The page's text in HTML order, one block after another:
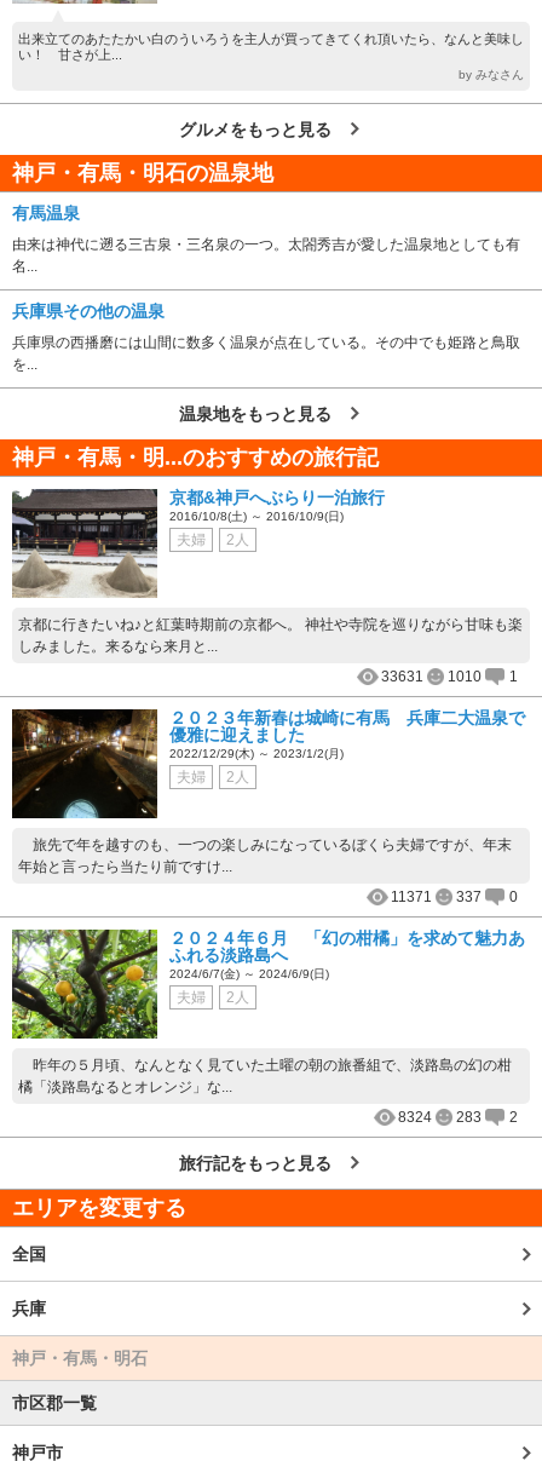
出来立てのあたたかい白のういろうを主人が買ってきてくれ頂いたら、なんと美味し
い！ 甘さが上...
by みなさん
グルメをもっと見る
神戸・有馬・明石の温泉地
有馬温泉
由来は神代に遡る三古泉・三名泉の一つ。太閤秀吉が愛した温泉地としても有
名...
兵庫県その他の温泉
兵庫県の西播磨には山間に数多く温泉が点在している。その中でも姫路と鳥取
を...
温泉地をもっと見る
神戸・有馬・明...のおすすめの旅行記
京都&神戸へぶらり一泊旅行
2016/10/8(土) ～ 2016/10/9(日)
夫婦 2人
京都に行きたいね♪と紅葉時期前の京都へ。 神社や寺院を巡りながら甘味も楽
しみました。来るなら来月と...
33631
1010 1
２０２３年新春は城崎に有馬 兵庫二大温泉で
優雅に迎えました
2022/12/29(木) ～ 2023/1/2(月)
夫婦 2人
旅先で年を越すのも、一つの楽しみになっているぼくら夫婦ですが、年末
年始と言ったら当たり前ですけ...
11371
337 0
２０２４年６月 「幻の柑橘」を求めて魅力あ
ふれる淡路島へ
2024/6/7(金) ～ 2024/6/9(日)
夫婦 2人
昨年の５月頃、なんとなく見ていた土曜の朝の旅番組で、淡路島の幻の柑
橘「淡路島なるとオレンジ」な...
8324
283 2
旅行記をもっと見る
エリアを変更する
全国
兵庫
神戸・有馬・明石
市区郡一覧
神戸市